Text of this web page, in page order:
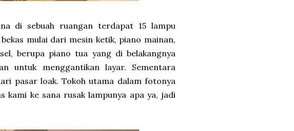
di sebuah ruangan terdapat 15 lampu
mulai dari mesin ketik, piano mainan,
berupa piano tua yang di belakangnya
untuk menggantikan layar. Sementara
pasar loak. Tokoh utama dalam fotonya
kami ke sana rusak lampunya apa ya, jadi